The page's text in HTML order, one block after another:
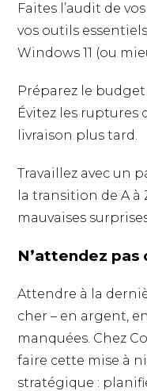
Faites l’audit de
vos outils
Windows 11 (ou
Préparez le
Évitez les ruptures
livraison plus tard.
Travaillez avec un
la transition de A
mauvaises
N’attendez
Attendre à la
cher – en argent,
manquées. Chez
faire cette mise à
stratégique :